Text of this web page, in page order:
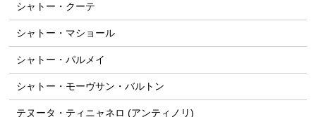
シャトー・クーテ
シャトー・マショール
シャトー・パルメイ
シャトー・モーヴサン・バルトン
テヌータ・ティニャネロ (アンティノリ)